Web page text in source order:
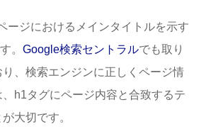
ージにおけるメインタイトルを示す
。 Google検索セントラルでも取り
り、検索エンジンに正しくページ情
h1タグにページ内容と合致するテ
大切です。